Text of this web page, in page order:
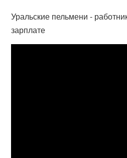
Уральские пельмени -
зарплате